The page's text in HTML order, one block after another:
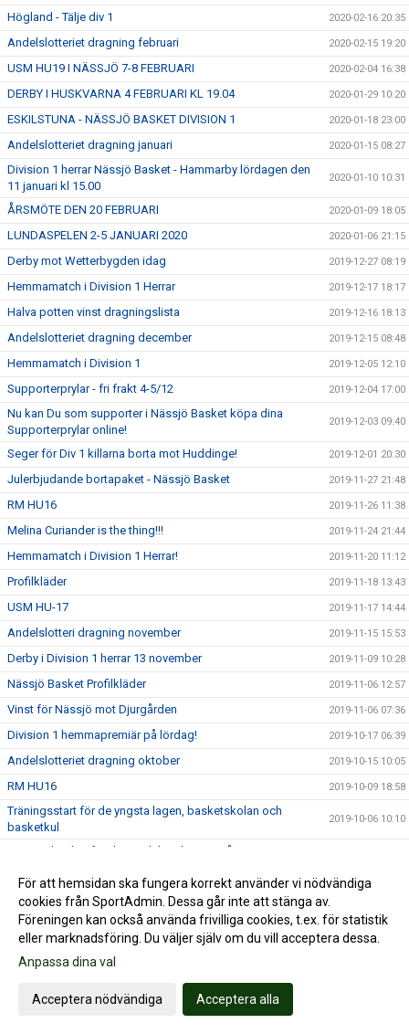
Högland - Tälje div 1 2020-02-16 20:35
Andelslotteriet dragning februari 2020-02-15 19:20
USM HU19 I NÄSSJÖ 7-8 FEBRUARI 2020-02-04 16:38
DERBY I HUSKVARNA 4 FEBRUARI KL 19.04 2020-01-29 10:20
ESKILSTUNA - NÄSSJÖ BASKET DIVISION 1 2020-01-18 23:00
Andelslotteriet dragning januari 2020-01-15 08:27
Division 1 herrar Nässjö Basket - Hammarby lördagen den
11 januari kl 15.00
2020-01-10 10:31
ÅRSMÖTE DEN 20 FEBRUARI 2020-01-09 18:05
LUNDASPELEN 2-5 JANUARI 2020 2020-01-06 21:15
Derby mot Wetterbygden idag 2019-12-27 08:19
Hemmamatch i Division 1 Herrar 2019-12-17 18:17
Halva potten vinst dragningslista 2019-12-16 18:13
Andelslotteriet dragning december 2019-12-15 08:48
Hemmamatch i Division 1 2019-12-05 12:10
Supporterprylar - fri frakt 4-5/12 2019-12-04 17:00
Nu kan Du som supporter i Nässjö Basket köpa dina
Supporterprylar online!
2019-12-03 09:40
Seger för Div 1 killarna borta mot Huddinge! 2019-12-01 20:30
Julerbjudande bortapaket - Nässjö Basket 2019-11-27 21:48
RM HU16 2019-11-26 11:38
Melina Curiander is the thing!!! 2019-11-24 21:44
Hemmamatch i Division 1 Herrar! 2019-11-20 11:12
Profilkläder 2019-11-18 13:43
USM HU-17 2019-11-17 14:44
Andelslotteri dragning november 2019-11-15 15:53
Derby i Division 1 herrar 13 november 2019-11-09 10:28
Nässjö Basket Profilkläder 2019-11-06 12:57
Vinst för Nässjö mot Djurgården 2019-11-06 07:36
Division 1 hemmapremiär på lördag! 2019-10-17 06:39
Andelslotteriet dragning oktober 2019-10-15 10:05
RM HU16 2019-10-09 18:58
Träningsstart för de yngsta lagen, basketskolan och
basketkul
2019-10-06 10:10
Motionsbasket för dam och herr kör nu igång!
Basketskolan startar upp 13/10 2019-09-26 18:55
Damlagstruppen 2019-09-17 19:42
Andelslotteriet September 2019-09-15 05:02
Läktarcoacherna is back in business!!
Läktarcoacherna är tillbaka, hipp hipp hurra!
För att hemsidan ska fungera korrekt använder vi nödvändiga
cookies från SportAdmin. Dessa går inte att stänga av.
Föreningen kan också använda frivilliga cookies, t.ex. för statistik
eller marknadsföring. Du väljer själv om du vill acceptera dessa.
Anpassa dina val
Acceptera nödvändiga Acceptera alla